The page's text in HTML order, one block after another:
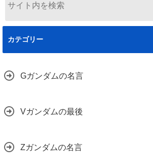
カテゴリー
Gガンダムの名言
Vガンダムの最後
Zガンダムの名言